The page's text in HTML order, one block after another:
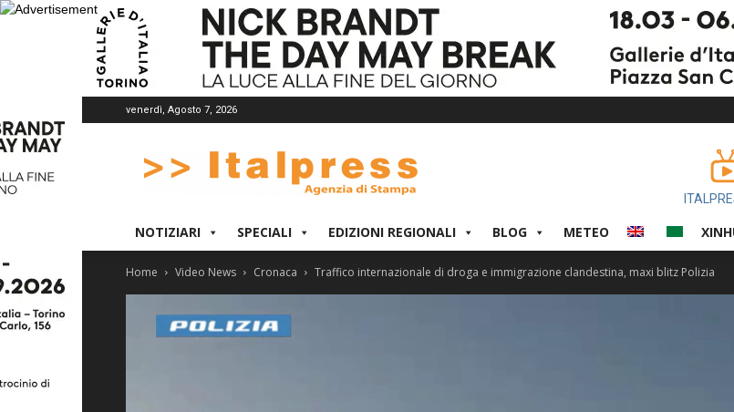
venerdì, Agosto 7, 2026
NOTIZIARI SPECIALI EDIZIONI REGIONALI BLOG METEO
Home Video News Cronaca Traffico internazionale di droga e immigrazione clandestina, maxi blitz Polizia